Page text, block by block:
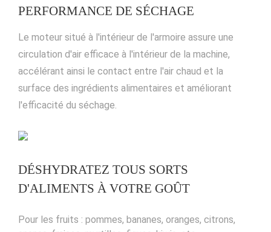
PERFORMANCE DE SÉCHAGE
Le moteur situé à l'intérieur de l'armoire assure une
circulation d'air efficace à l'intérieur de la machine,
accélérant ainsi le contact entre l'air chaud et la
surface des ingrédients alimentaires et améliorant
l'efficacité du séchage.
DÉSHYDRATEZ TOUS SORTS
D'ALIMENTS À VOTRE GOÛT
Pour les fruits : pommes, bananes, oranges, citrons,